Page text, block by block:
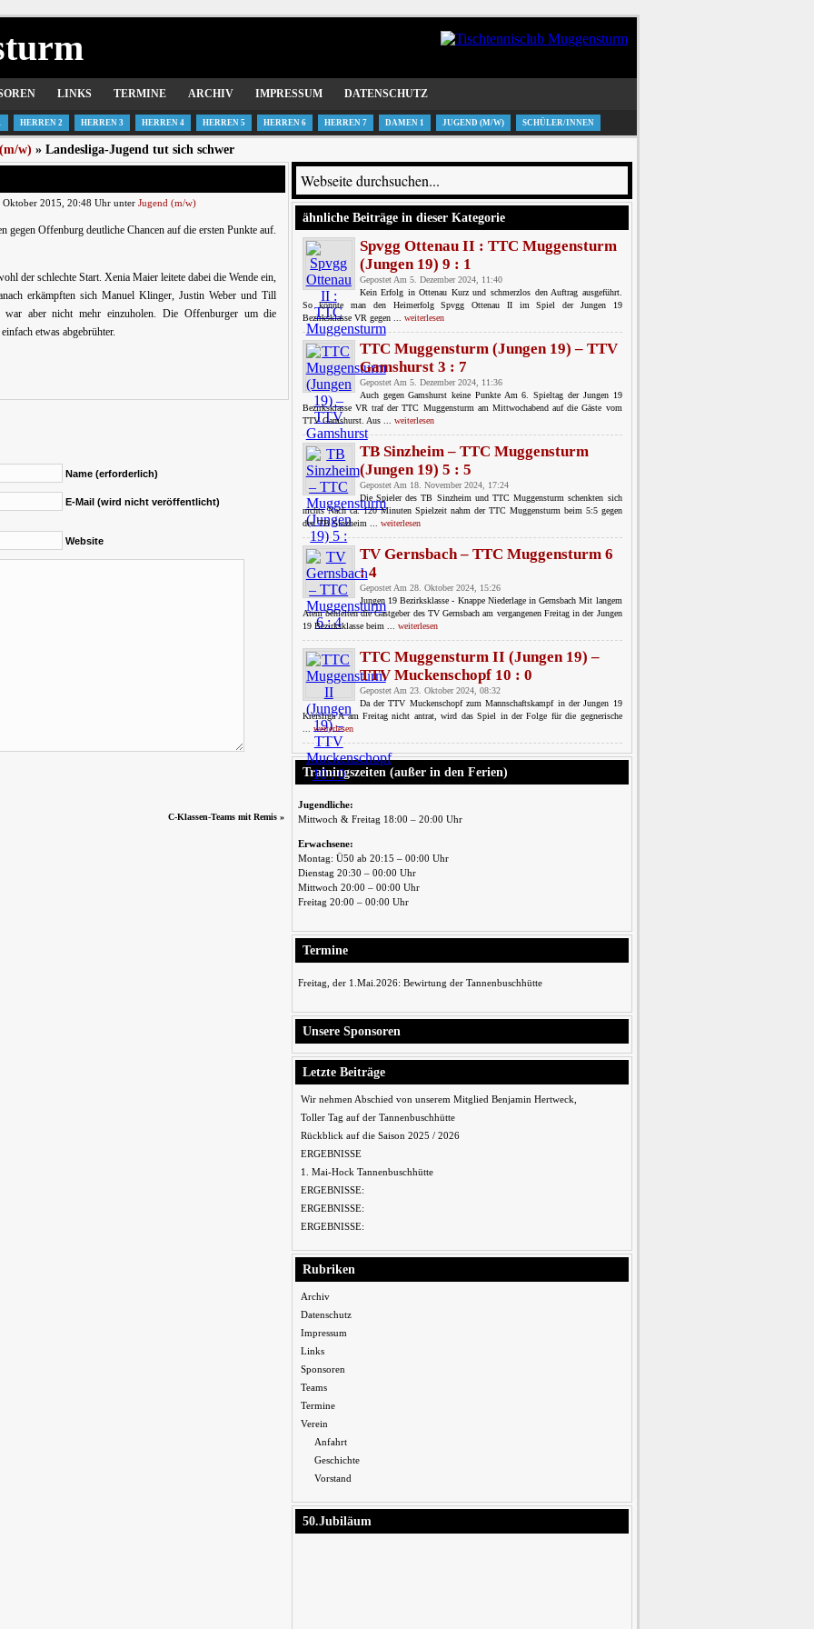
LINKS TERMINE ARCHIV IMPRESSUM DATENSCHUTZ
HERREN 2 HERREN 3 HERREN 4 HERREN 5 HERREN 6 HERREN 7 DAMEN 1 JUGEND (M/W) SCHÜLER/INNEN
w) » Landesliga-Jugend tut sich schwer
Oktober 2015, 20:48 Uhr unter Jugend (m/w)
gegen Offenburg deutliche Chancen auf die ersten Punkte auf.
der schlechte Start. Xenia Maier leitete dabei die Wende ein,
erkämpften sich Manuel Klinger, Justin Weber und Till
aber nicht mehr einzuholen. Die Offenburger um die
etwas abgebrühter.
Name (erforderlich)
E-Mail (wird nicht veröffentlicht)
Website
C-Klassen-Teams mit Remis»
ähnliche Beiträge in dieser Kategorie
Spvgg Ottenau II : TTC Muggensturm
(Jungen 19) 9 : 1
Gepostet Am 5. Dezember 2024, 11:40
Kein Erfolg in Ottenau Kurz und schmerzlos den Auftrag ausgeführt.
So könnte man den Heimerfolg Spvgg Ottenau II im Spiel der Jungen 19
Bezirksklasse VR gegen ... weiterlesen
TTC Muggensturm (Jungen 19) – TTV
Gamshurst 3 : 7
Gepostet Am 5. Dezember 2024, 11:36
Auch gegen Gamshurst keine Punkte Am 6. Spieltag der Jungen 19
Bezirksklasse VR traf der TTC Muggensturm am Mittwochabend auf die Gäste vom
TTV Gamshurst. Aus ... weiterlesen
TB Sinzheim – TTC Muggensturm
(Jungen 19) 5 : 5
Gepostet Am 18. November 2024, 17:24
Die Spieler des TB Sinzheim und TTC Muggensturm schenkten sich
nichts Nach ca. 120 Minuten Spielzeit nahm der TTC Muggensturm beim 5:5 gegen
den TB Sinzheim ... weiterlesen
TV Gernsbach – TTC Muggensturm 6
: 4
Gepostet Am 28. Oktober 2024, 15:26
Jungen 19 Bezirksklasse - Knappe Niederlage in Gernsbach Mit langem
Atem behielten die Gastgeber des TV Gernsbach am vergangenen Freitag in der Jungen
19 Bezirksklasse beim ... weiterlesen
TTC Muggensturm II (Jungen 19) –
TTV Muckenschopf 10 : 0
Gepostet Am 23. Oktober 2024, 08:32
Da der TTV Muckenschopf zum Mannschaftskampf in der Jungen 19
Kreisliga A am Freitag nicht antrat, wird das Spiel in der Folge für die gegnerische
weiterlesen
Trainingszeiten (außer in den Ferien)
Jugendliche:
Mittwoch & Freitag 18:00 – 20:00 Uhr
Erwachsene:
Montag: Ü50 ab 20:15 – 00:00 Uhr
Dienstag 20:30 – 00:00 Uhr
Mittwoch 20:00 – 00:00 Uhr
Freitag 20:00 – 00:00 Uhr
Termine
Freitag, der 1.Mai.2026: Bewirtung der Tannenbuschhütte
Unsere Sponsoren
Letzte Beiträge
Wir nehmen Abschied von unserem Mitglied Benjamin Hertweck,
Toller Tag auf der Tannenbuschhütte
Rückblick auf die Saison 2025 / 2026
ERGEBNISSE
1. Mai-Hock Tannenbuschhütte
ERGEBNISSE:
ERGEBNISSE:
ERGEBNISSE:
Rubriken
Archiv
Datenschutz
Impressum
Links
Sponsoren
Teams
Termine
Verein
Anfahrt
Geschichte
Vorstand
50.Jubiläum